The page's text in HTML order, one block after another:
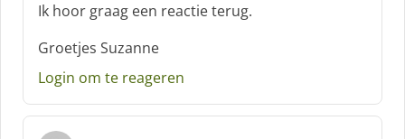
Ik hoor graag een reactie terug.
Groetjes Suzanne
Login om te reageren